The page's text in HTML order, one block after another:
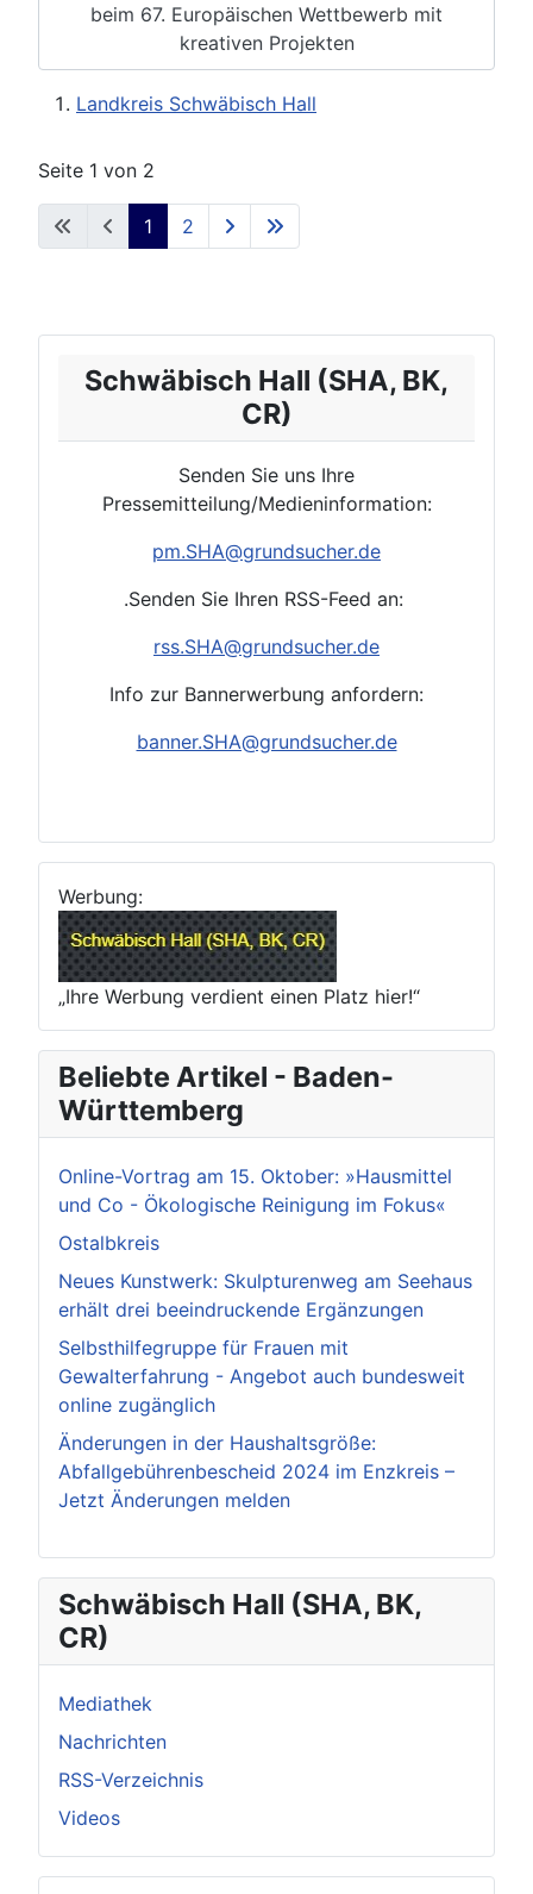
beim 67. Europäischen Wettbewerb mit
kreativen Projekten
Landkreis Schwäbisch Hall
Seite 1 von 2
1 2
Schwäbisch Hall (SHA, BK,
CR)
Senden Sie uns Ihre
Pressemitteilung/Medieninformation:
pm.SHA@grundsucher.de
.Senden Sie Ihren RSS-Feed an:
rss.SHA@grundsucher.de
Info zur Bannerwerbung anfordern:
banner.SHA@grundsucher.de
Werbung:
„Ihre Werbung verdient einen Platz hier!“
Beliebte Artikel - Baden-
Württemberg
Online-Vortrag am 15. Oktober: »Hausmittel
und Co - Ökologische Reinigung im Fokus«
Ostalbkreis
Neues Kunstwerk: Skulpturenweg am Seehaus
erhält drei beeindruckende Ergänzungen
Selbsthilfegruppe für Frauen mit
Gewalterfahrung - Angebot auch bundesweit
online zugänglich
Änderungen in der Haushaltsgröße:
Abfallgebührenbescheid 2024 im Enzkreis –
Jetzt Änderungen melden
Schwäbisch Hall (SHA, BK,
CR)
Mediathek
Nachrichten
RSS-Verzeichnis
Videos